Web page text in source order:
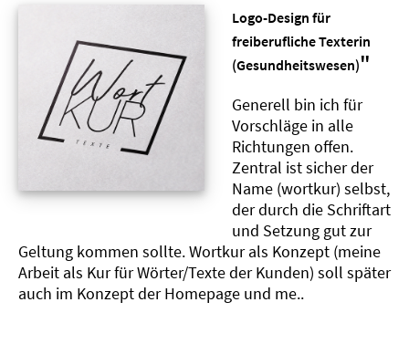
Logo-Design für
freiberufliche Texterin
(Gesundheitswesen)"
Generell bin ich für
Vorschläge in alle
Richtungen offen.
Zentral ist sicher der
Name (wortkur) selbst,
der durch die Schriftart
und Setzung gut zur
Geltung kommen sollte. Wortkur als Konzept (meine
Arbeit als Kur für Wörter/Texte der Kunden) soll später
auch im Konzept der Homepage und me..